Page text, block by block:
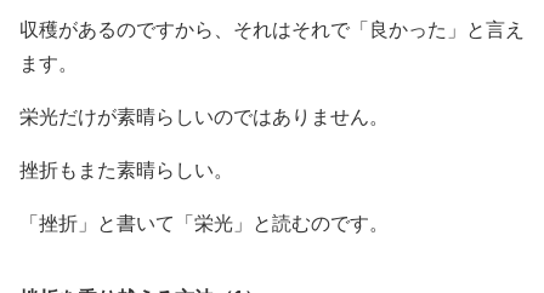
収穫があるのですから、それはそれで「良かった」と言え
ます。
栄光だけが素晴らしいのではありません。
挫折もまた素晴らしい。
「挫折」と書いて「栄光」と読むのです。